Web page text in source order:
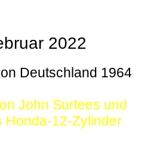
2022
Deutschland 1964
John Surtees und
Honda-12-Zylinder